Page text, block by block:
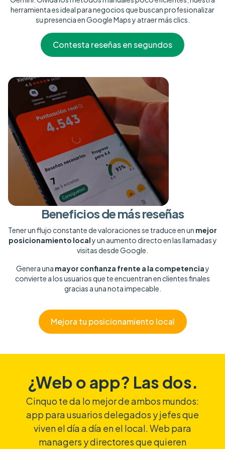
herramienta es ideal para negocios que buscan profesionalizar
su presencia en Google Maps y atraer más clics.
Contesta reseñas en segundos
Beneficios de más reseñas
Tener un flujo constante de valoraciones se traduce en un mejor
posicionamiento localy un aumento directo en las llamadas y
visitas desde Google.
Genera una mayor confianza frente a la competenciay
convierte a los usuarios que te encuentran en clientes finales
gracias a una nota impecable.
Mejora tu posicionamiento local
¿Web o app? Las dos.
Cinquo te da lo mejor de ambos mundos:
app para usuarios delegados y jefes que
viven el día a día en el local. Web para
managers y directores que quieren